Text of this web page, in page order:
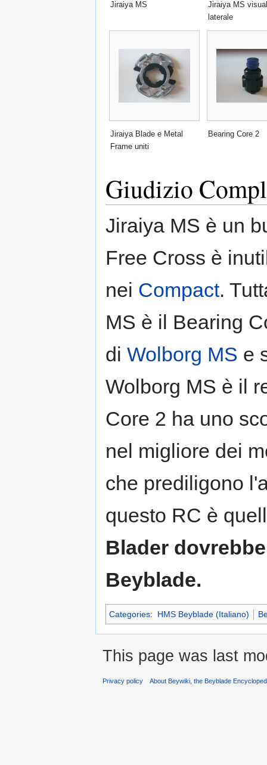
Jiraiya MS
Jiraiya MS
laterale
Jiraiya Blade e Metal
Frame uniti
Bearing Core 2
Giudizio
Jiraiya MS è un
Free Cross è
nei Compact.
MS è il Bearing
di Wolborg MS e
Wolborg MS è il
Core 2 ha uno
nel migliore dei
che prediligono
questo RC è
Blader
Beyblade.
Categories: HMS Beyblade (Italiano)
This page was last
Privacy policy About Beywiki, the Beyblade